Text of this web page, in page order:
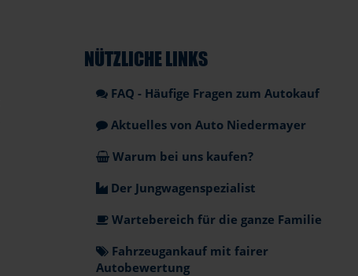
NÜTZLICHE LINKS
FAQ - Häufige Fragen zum Autokauf
Aktuelles von Auto Niedermayer
Warum bei uns kaufen?
Der Jungwagenspezialist
Wartebereich für die ganze Familie
Fahrzeugankauf mit fairer
Autobewertung